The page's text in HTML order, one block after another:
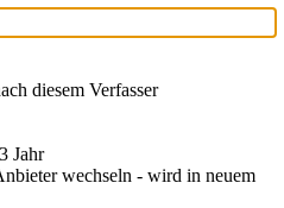
diesem Verfasser
Jahr
wechseln - wird in neuem